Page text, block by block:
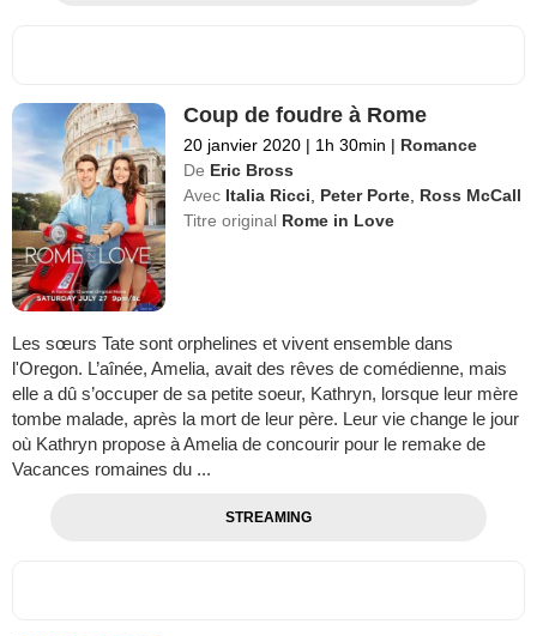
Coup de foudre à Rome
20 janvier 2020 | 1h 30min | Romance
De Eric Bross
Avec Italia Ricci Peter Porte Ross McCall
Titre original Rome in Love
Les sœurs Tate sont orphelines et vivent ensemble dans
l'Oregon. L’aînée, Amelia, avait des rêves de comédienne, mais
elle a dû s’occuper de sa petite soeur, Kathryn, lorsque leur mère
tombe malade, après la mort de leur père. Leur vie change le jour
où Kathryn propose à Amelia de concourir pour le remake de
Vacances romaines du ...
STREAMING